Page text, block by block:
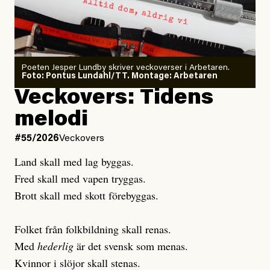
Sensationalism när ETC
granskar vänstern
Publicerad6 August, 2026
Uppdaterad7 August, 2026
Joel Kellgren
Publicerad3 August, 2026
Uppdaterad3 August, 2026
Poeten Jesper Lundby skriver veckoverser i Arbetaren.
Foto: Pontus Lundahl/TT. Montage: Arbetaren
Veckovers: Tidens
melodi
#55/2026Veckovers
Land skall med lag byggas.
Fred skall med vapen tryggas.
Brott skall med skott förebyggas.
Folket från folkbildning skall renas.
Med hederlig är det svensk som menas.
Kvinnor i slöjor skall stenas.